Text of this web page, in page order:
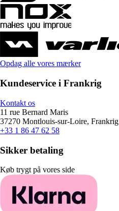
Opdag alle vores mærker
Kundeservice i Frankrig
Kontakt os
11 rue Bernard Maris
37270 Montlouis-sur-Loire, Frankrig
+33 1 86 47 62 58
Sikker betaling
Køb trygt på vores side